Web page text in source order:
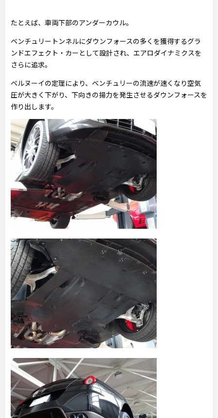
たとえば、車両下部のアンダーカウル。
ベンチュリートンネルにダウンフォースの多くを獲得するグラ
ンドエフェクト・カーとして設計され、エアロダイナミクスを
さらに追求。
ベルヌーイの定理により、ベンチュリーの流速が速くなり空気
圧が大きく下がり、下向きの揚力を発生させるダウンフォースを
作り出します。